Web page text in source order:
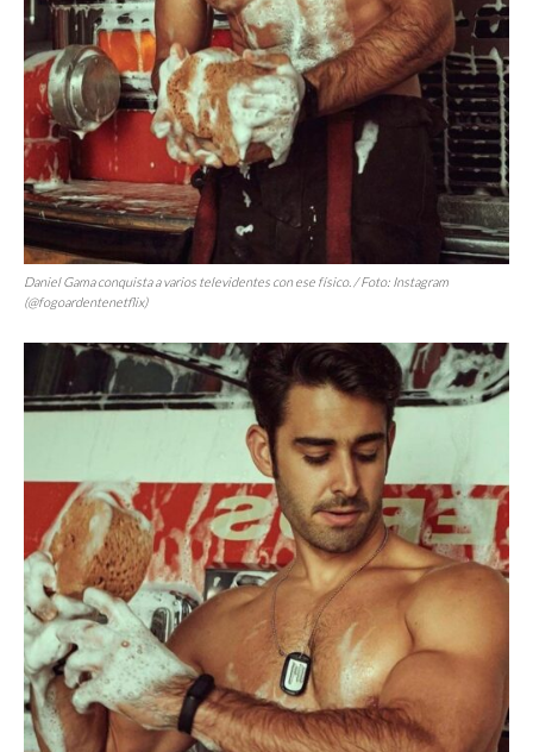
Daniel Gama conquista a varios televidentes con ese físico. / Foto: Instagram
(@fogoardentenetflix)